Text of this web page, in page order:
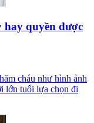
hay quyền được
cháu như hình ảnh
lớn tuổi lựa chọn đi